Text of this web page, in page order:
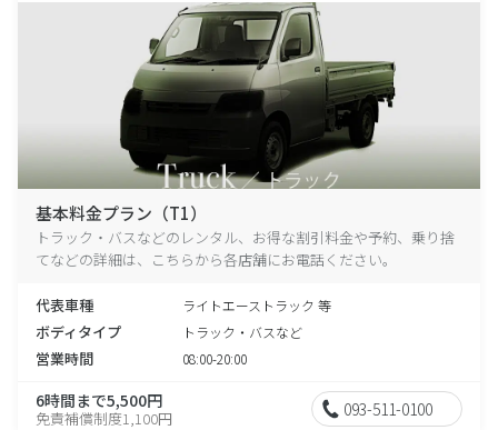
基本料金プラン（T1）
トラック・バスなどのレンタル、お得な割引料金や予約、乗り捨
てなどの詳細は、こちらから各店舗にお電話ください。
代表車種 ライトエーストラック 等
ボディタイプ トラック・バスなど
営業時間 08:00-20:00
6時間まで5,500円
免責補償制度1,100円 093-511-0100